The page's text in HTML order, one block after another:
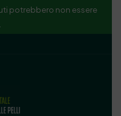
potrebbero non essere